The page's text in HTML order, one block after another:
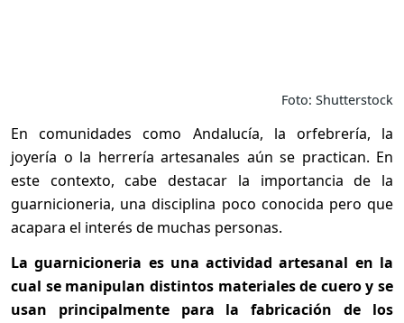
Foto: Shutterstock
En comunidades como Andalucía, la orfebrería, la
joyería o la herrería artesanales aún se practican. En
este contexto, cabe destacar la importancia de la
guarnicioneria, una disciplina poco conocida pero que
acapara el interés de muchas personas.
La guarnicioneria es una actividad artesanal en la
cual se manipulan distintos materiales de cuero y se
usan principalmente para la fabricación de los